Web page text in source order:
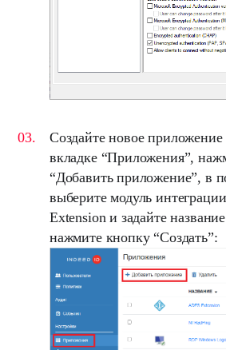
Создайте новое приложение
вкладке “Приложения”,
“Добавить приложение”, в
выберите модуль
Extensionи задайте
нажмите кнопку “Создать”: